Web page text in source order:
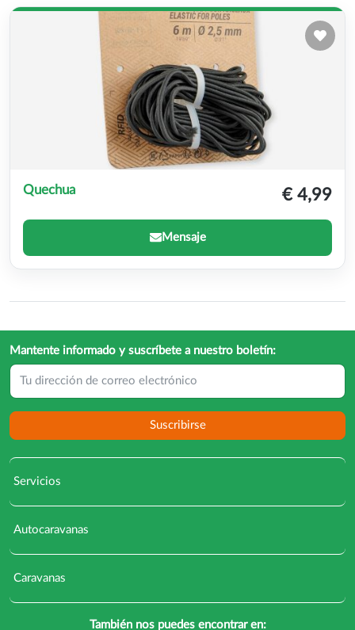
Quechua € 4,99
Mensaje
Mantente informado y suscríbete a nuestro boletín:
Suscribirse
Servicios
Autocaravanas
Caravanas
También nos puedes encontrar en: